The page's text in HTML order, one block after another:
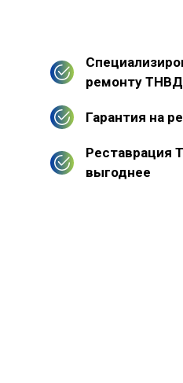
ремонту ТНВД
Гарантия на
Реставрация
выгоднее